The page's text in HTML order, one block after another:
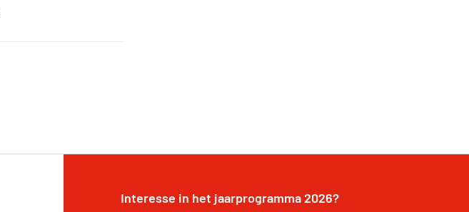
Interesse in het jaarprogramma 2026?